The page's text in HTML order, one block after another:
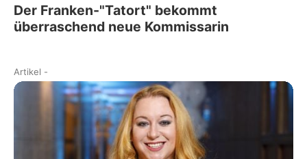
Der Franken-"Tatort" bekommt
überraschend neue Kommissarin
Artikel -